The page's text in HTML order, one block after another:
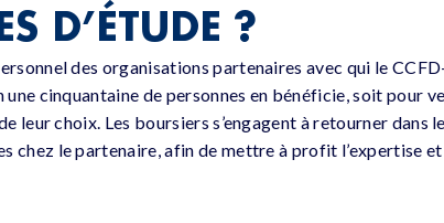
D’ÉTUDE ?
des organisations partenaires avec qui le
cinquantaine de personnes en bénéficie, soit pour
leur choix. Les boursiers s’engagent à retourner dans
chez le partenaire, afin de mettre à profit l’expertise